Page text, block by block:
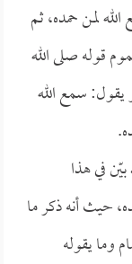
لمن حمده، ثم
قوله صلى الله
سمع الله
في هذا
حيث أنه ذكر ما
وما يقوله